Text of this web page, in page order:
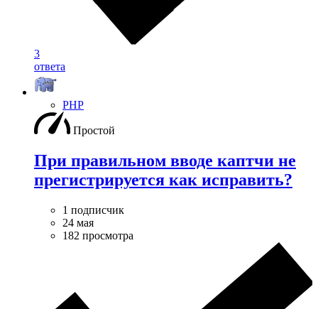
3
ответа
PHP
Простой
При правильном вводе каптчи не
прегистрируется как исправить?
1 подписчик
24 мая
182 просмотра